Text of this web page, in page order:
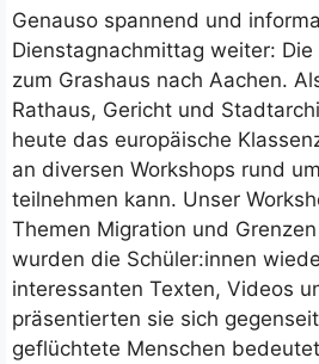
Genauso spannend und
Dienstagnachmittag weiter:
zum Grashaus nach Aachen.
Rathaus, Gericht und
heute das europäische
an diversen Workshops rund
teilnehmen kann. Unser
Themen Migration und
wurden die Schüler:innen
interessanten Texten, Videos
präsentierten sie sich
geflüchtete Menschen